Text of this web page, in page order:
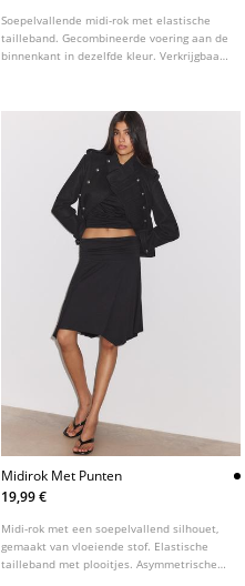
Soepelvallende midi-rok met elastische
tailleband. Gecombineerde voering aan de
binnenkant in dezelfde kleur. Verkrijgbaar
Midirok Met Punten
19,99 €
Midi-rok met een soepelvallend silhouet,
gemaakt van vloeiende stof. Elastische
tailleband met plooitjes. Asymmetrische